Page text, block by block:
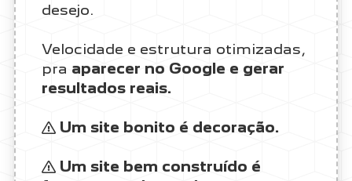
desejo.
Velocidade e estrutura otimizadas,
pra aparecer no Google e gerar
resultados reais.
Um site bonito é decoração.
Um site bem construído é